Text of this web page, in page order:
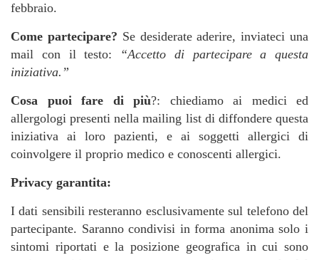
febbraio.
Come partecipare? Se desiderate aderire, inviateci una
mail con il testo: “Accetto di partecipare a questa
iniziativa.”
Cosa puoi fare di più?: chiediamo ai medici ed
allergologi presenti nella mailing list di diffondere questa
iniziativa ai loro pazienti, e ai soggetti allergici di
coinvolgere il proprio medico e conoscenti allergici.
Privacy garantita:
I dati sensibili resteranno esclusivamente sul telefono del
partecipante. Saranno condivisi in forma anonima solo i
sintomi riportati e la posizione geografica in cui sono